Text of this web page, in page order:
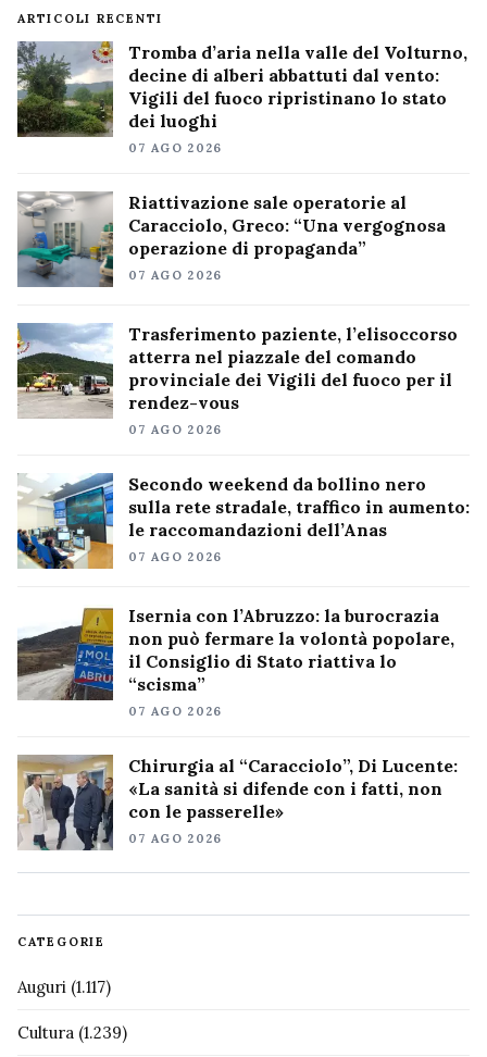
ARTICOLI RECENTI
Tromba d’aria nella valle del Volturno,
decine di alberi abbattuti dal vento:
Vigili del fuoco ripristinano lo stato
dei luoghi
07 AGO 2026
Riattivazione sale operatorie al
Caracciolo, Greco: “Una vergognosa
operazione di propaganda”
07 AGO 2026
Trasferimento paziente, l’elisoccorso
atterra nel piazzale del comando
provinciale dei Vigili del fuoco per il
rendez-vous
07 AGO 2026
Secondo weekend da bollino nero
sulla rete stradale, traffico in aumento:
le raccomandazioni dell’Anas
07 AGO 2026
Isernia con l’Abruzzo: la burocrazia
non può fermare la volontà popolare,
il Consiglio di Stato riattiva lo
“scisma”
07 AGO 2026
Chirurgia al “Caracciolo”, Di Lucente:
«La sanità si difende con i fatti, non
con le passerelle»
07 AGO 2026
CATEGORIE
Auguri (1.117)
Cultura (1.239)